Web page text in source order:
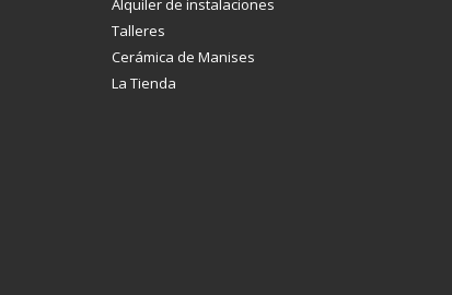
Alquiler de instalaciones
Talleres
Cerámica de Manises
La Tienda